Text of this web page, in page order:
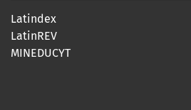
Latindex
LatinREV
MINEDUCYT